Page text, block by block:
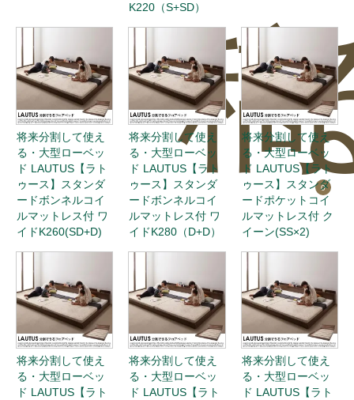
稿
0
K220（S+SD）
将来分割して使え
る・大型ローベッ
ド LAUTUS【ラト
ゥース】スタンダ
ードボンネルコイ
ルマットレス付 ワ
イドK260(SD+D)
将来分割して使え
る・大型ローベッ
ド LAUTUS【ラト
ゥース】スタンダ
ードボンネルコイ
ルマットレス付 ワ
イドK280（D+D）
将来分割して使え
る・大型ローベッ
ド LAUTUS【ラト
ゥース】スタンダ
ードポケットコイ
ルマットレス付 ク
イーン(SS×2)
将来分割して使え
る・大型ローベッ
ド LAUTUS【ラト
将来分割して使え
る・大型ローベッ
ド LAUTUS【ラト
将来分割して使え
る・大型ローベッ
ド LAUTUS【ラト